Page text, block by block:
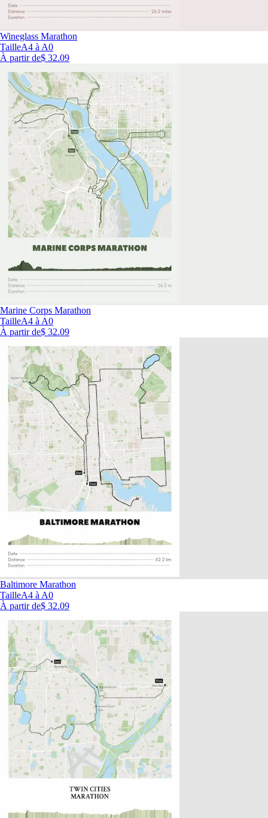
Wineglass Marathon
TailleA4 à A0
À partir de$ 32.09
Marine Corps Marathon
TailleA4 à A0
À partir de$ 32.09
Baltimore Marathon
TailleA4 à A0
À partir de$ 32.09